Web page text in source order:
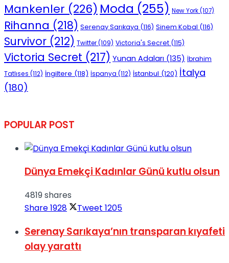
Mankenler (226) Moda (255) New York(107)
Rihanna (218) Serenay Sarıkaya (116) Sinem Kobal (116)
Survivor (212) Twitter(109) Victoria's Secret (115)
Victoria Secret (217) Yunan Adaları (135) İbrahim
Tatlıses (112) İngiltere (118) İspanya (112) İstanbul (120) İtalya
(180)
POPULAR POST
Dünya Emekçi Kadınlar Günü kutlu olsun
4819 shares
Share1928 Tweet 1205
Serenay Sarıkaya’nın transparan kıyafeti
olay yarattı